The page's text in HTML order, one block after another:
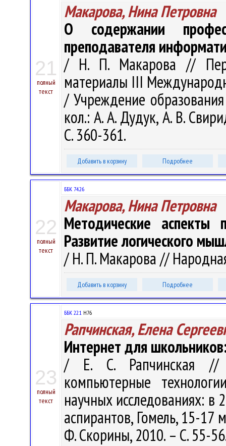
21
полный
текст
Макарова, Нина Петровна
О содержании
преподавателя
/ Н. П. Макарова //
материалы III
/ Учреждение
кол.: А. А. Дудук, А. В.
С. 360-361.
Добавить в корзину Подробнее
22
полный
текст
ББК 74.26
Макарова, Нина Петровна
Методические аспекты
Развитие логического
/ Н. П. Макарова //
Добавить в корзину Подробнее
23
полный
текст
ББК 22.1 Н76
Рапчинская, Елена
Интернет для
/ Е. С. Рапчинская //
компьютерные
научных исследованиях: в
аспирантов, Гомель, 15-17
Ф. Скорины, 2010. – С. 55-